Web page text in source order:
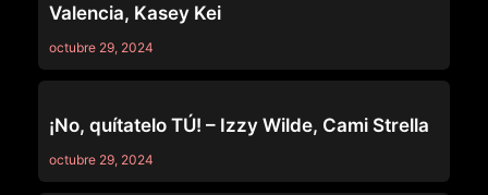
Valencia, Kasey Kei
octubre 29, 2024
¡No, quítatelo TÚ! – Izzy Wilde, Cami Strella
octubre 29, 2024